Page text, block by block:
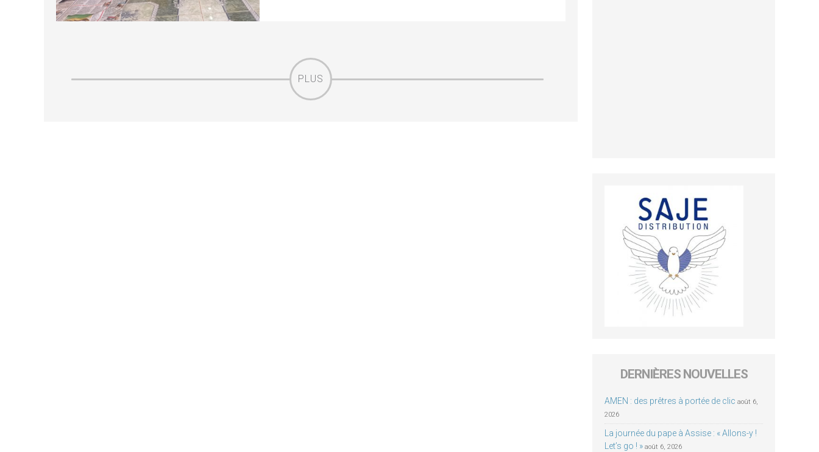
PLUS
DERNIÈRES NOUVELLES
AMEN : des prêtres à portée de clic août 6,
2026
La journée du pape à Assise : « Allons-y !
Let’s go ! » août 6, 2026